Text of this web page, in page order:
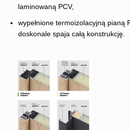
laminowaną PCV,
wypełnione termoizolacyjną pianą
doskonale spaja całą konstrukcję.